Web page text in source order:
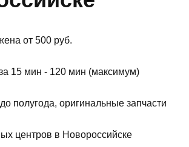
от 500 руб.
15 мин - 120 мин (максимум)
полугода, оригинальные запчасти
центров в Новороссийске